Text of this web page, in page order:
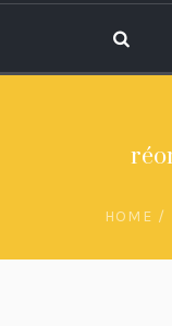
HOME /